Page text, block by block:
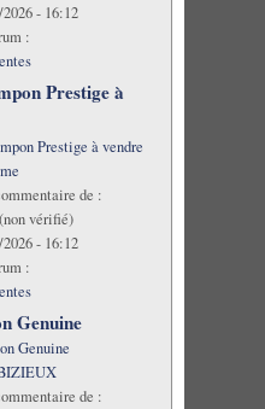
- 16:12
:
Prestige à
Prestige à vendre
de :
vérifié)
- 16:12
:
Genuine
Genuine
de :